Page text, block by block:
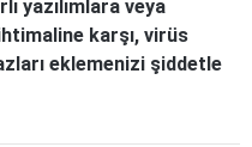
yazılımlara veya
karşı, virüs
eklemenizi şiddetle